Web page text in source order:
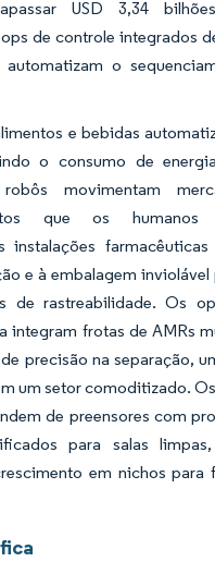
USD 3,34
de controle integrados
o
e bebidas
o consumo de
movimentam
que os humanos
instalações
e à embalagem
de rastreabilidade. Os
integram frotas de AMRs
precisão na separação,
um setor comoditizado.
de preensores com
para salas limpas,
em nichos para